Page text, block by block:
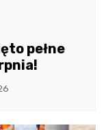
pełne